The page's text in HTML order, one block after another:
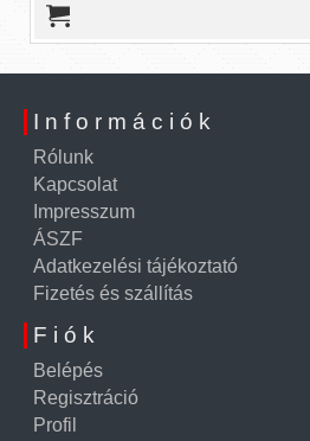
Információk
Rólunk
Kapcsolat
Impresszum
ÁSZF
Adatkezelési tájékoztató
Fizetés és szállítás
Fiók
Belépés
Regisztráció
Profil